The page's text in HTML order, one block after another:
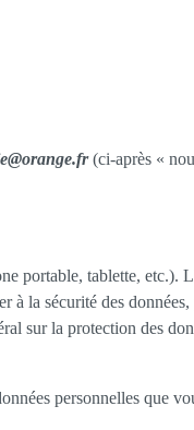
(ci-après «
portable, tablette, etc.).
la sécurité des
sur la protection des
personnelles que